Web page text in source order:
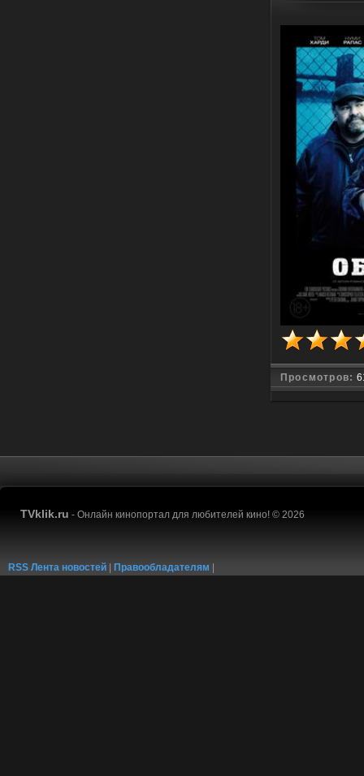
Просмотров:
TVklik.ru - Онлайн кинопортал для любителей кино! © 2026
RSS Лента новостей Правообладателям